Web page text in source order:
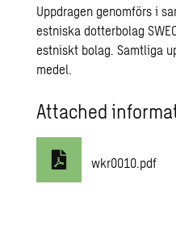
Uppdragen genomförs i
estniska dotterbolag
estniskt bolag. Samtliga
medel.
Attached
wkr0010.pdf